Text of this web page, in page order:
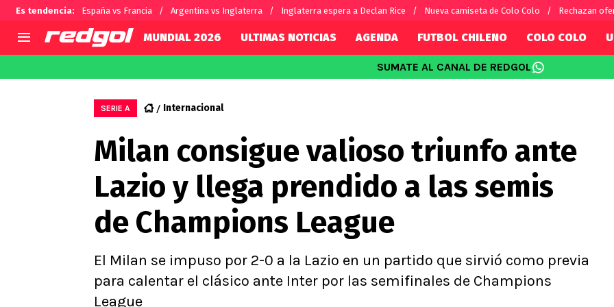
Es tendencia: España vs Francia Argentina vs Inglaterra Inglaterra espera a Declan Rice Nueva camiseta de Colo Colo Rechazan
Selección Chilena
U de Chile
U Católica
Campeonato Nacional
Primera B
Segunda División
Copa Chile
Supercopa Chile
Campeonato Femenino
Alexis Sánchez
Carlos Palacios
Chilenos por el mundo
Fútbol Argentino
Fútbol Brasileño
Conference
Ligue 1
Premier
Serie A
MUNDIAL 2026 ULTIMAS NOTICIAS AGENDA FUTBOL CHILENO COLO COLO
SUMATE AL CANAL DE REDGOL
SERIE A Internacional
Milan consigue valioso triunfo ante
Lazio y llega prendido a las semis
de Champions League
El Milan se impuso por 2-0 a la Lazio en un partido que sirvió como previa
para calentar el clásico ante Inter por las semifinales de Champions
League